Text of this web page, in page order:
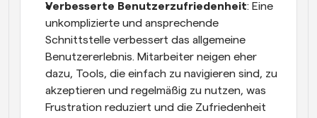
Verbesserte Benutzerzufriedenheit: Eine
unkomplizierte und ansprechende
Schnittstelle verbessert das allgemeine
Benutzererlebnis. Mitarbeiter neigen eher
dazu, Tools, die einfach zu navigieren sind, zu
akzeptieren und regelmäßig zu nutzen, was
Frustration reduziert und die Zufriedenheit